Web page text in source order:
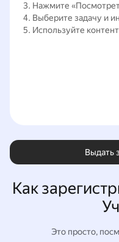
Нажмите
Выберите задачу и
Используйте
Выдать
Как
Это просто,